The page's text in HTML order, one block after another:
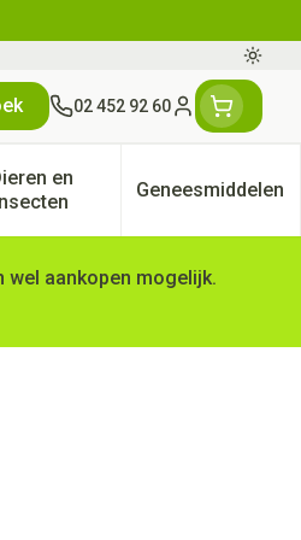
02 452 92 60
Klant menu
categorie
Thuiszorg en EHBO categorie
en
Toon submenu voor Dieren
Geneesmiddelen
Toon
wel aankopen mogelijk.